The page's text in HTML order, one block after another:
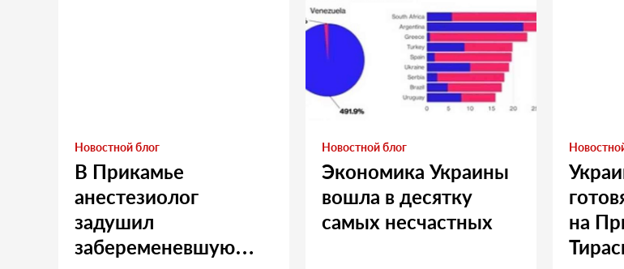
Новостной блог
В Прикамье
анестезиолог
задушил
забеременевшую
Новостной блог
Экономика Украины
вошла в десятку
самых несчастных
на